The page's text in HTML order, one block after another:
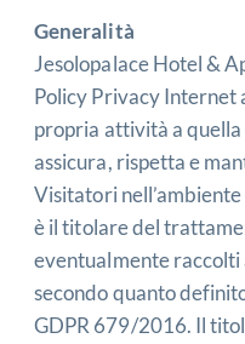
Generalità
Jesolopalace Hotel &
Policy Privacy Internet
propria attività a
assicura, rispetta e
Visitatori nell’ambiente
è il titolare del
eventualmente
secondo quanto
GDPR 679/2016. Il